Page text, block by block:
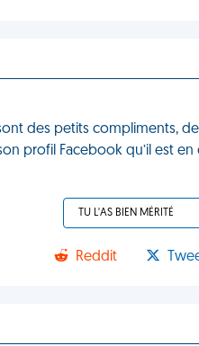
des petits compliments,
profil Facebook qu’il est en
TU L'AS BIEN MÉRITÉ
Reddit